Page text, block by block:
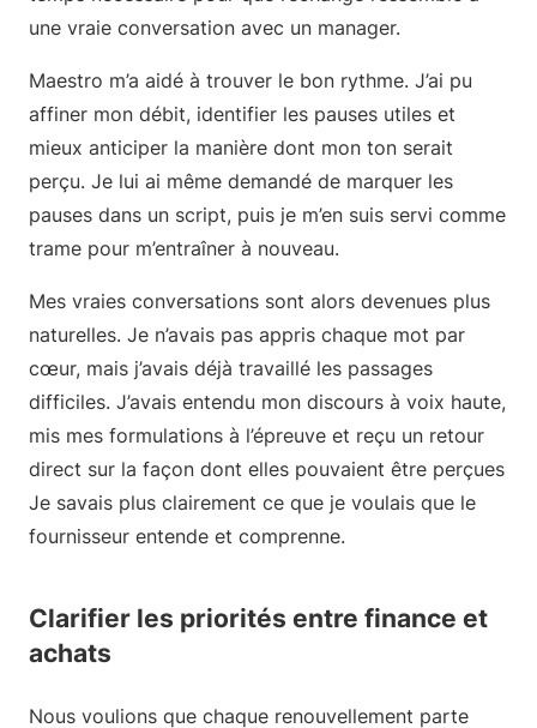
une vraie conversation avec un manager.
Maestro m’a aidé à trouver le bon rythme. J’ai pu
affiner mon débit, identifier les pauses utiles et
mieux anticiper la manière dont mon ton serait
perçu. Je lui ai même demandé de marquer les
pauses dans un script, puis je m’en suis servi comme
trame pour m’entraîner à nouveau.
Mes vraies conversations sont alors devenues plus
naturelles. Je n’avais pas appris chaque mot par
cœur, mais j’avais déjà travaillé les passages
difficiles. J’avais entendu mon discours à voix haute,
mis mes formulations à l’épreuve et reçu un retour
direct sur la façon dont elles pouvaient être perçues
Je savais plus clairement ce que je voulais que le
fournisseur entende et comprenne.
Clarifier les priorités entre finance et
achats
Nous voulions que chaque renouvellement parte